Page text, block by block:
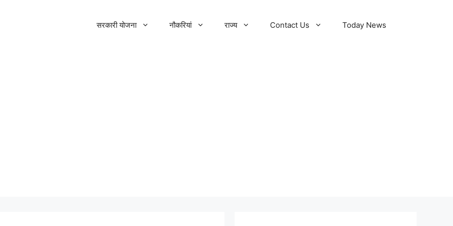
सरकारी योजना नौकरियां राज्य Contact Us Today News